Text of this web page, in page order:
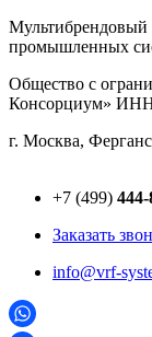
Перейти
к
Мультибрендовый
промышленных
Общество с
Консорциум»
г. Москва,
+7 (499)
Заказать
info@vrf-